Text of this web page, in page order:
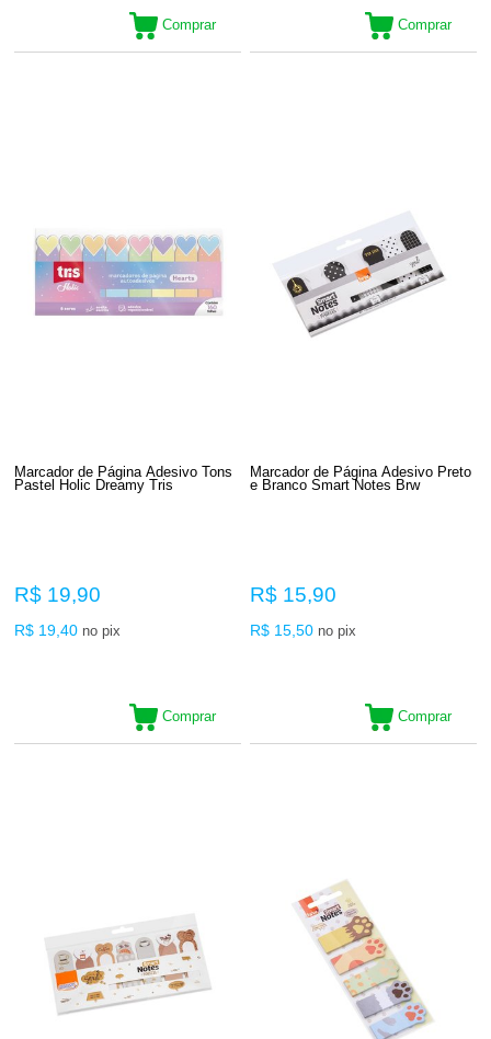
Comprar Comprar
Marcador de Página Adesivo Tons
Pastel Holic Dreamy Tris
R$ 19,90
R$ 19,40 no pix
Comprar
Marcador de Página Adesivo Preto
e Branco Smart Notes Brw
R$ 15,90
R$ 15,50 no pix
Comprar